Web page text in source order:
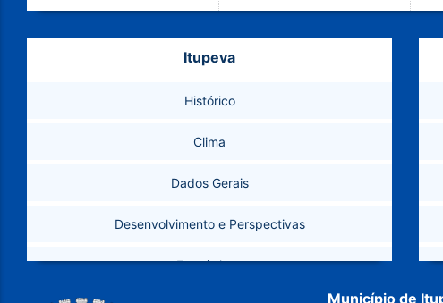
Itupeva
Histórico
Clima
Dados Gerais
Desenvolvimento e Perspectivas
Estatísticas
Município de